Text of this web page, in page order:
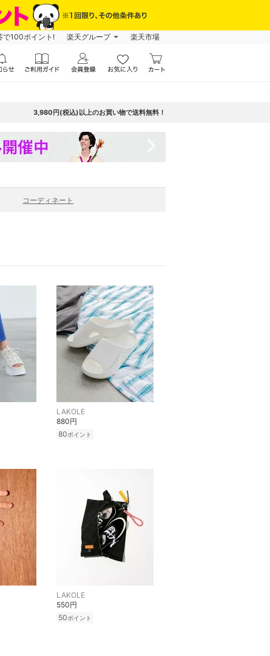
で100ポイント! 楽天グループ 楽天市場
3,980円(税込)以上のお買い物で送料無料！
コーディネート
LAKOLE
880円
80ポイント
LAKOLE
550円
50ポイント